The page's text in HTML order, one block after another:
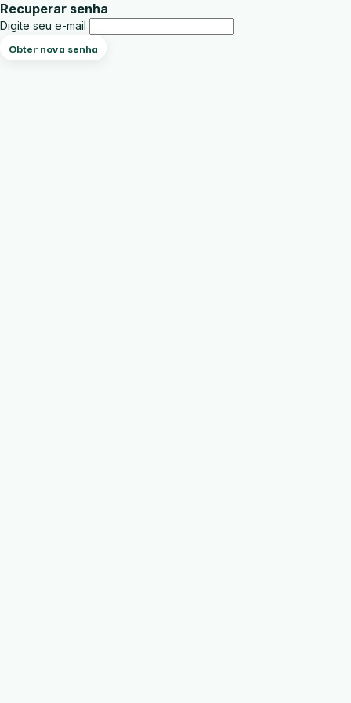
Recuperar senha
Digite seu e-mail
Obter nova senha